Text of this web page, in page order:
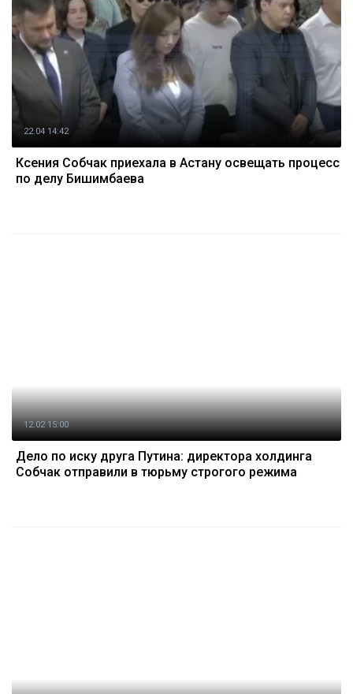
22.04 14:42
Ксения Собчак приехала в Астану освещать процесс
по делу Бишимбаева
12.02 15:00
Дело по иску друга Путина: директора холдинга
Собчак отправили в тюрьму строгого режима